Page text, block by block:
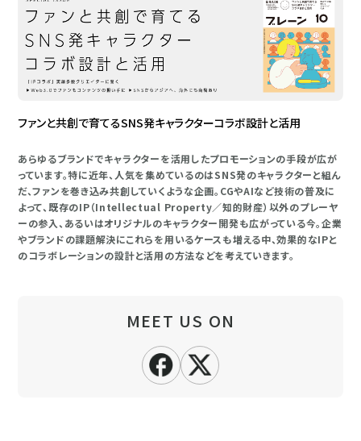
ファンと共創で育てるSNS発キャラクターコラボ設計と活用
あらゆるブランドでキャラクターを活用したプロモーションの手段が広が
っています。特に近年、人気を集めているのはSNS発のキャラクターと組ん
だ、ファンを巻き込み共創していくような企画。CGやAIなど技術の普及に
よって、既存のIP（Intellectual Property／知的財産）以外のプレーヤ
ーの参入、あるいはオリジナルのキャラクター開発も広がっている今。企業
やブランドの課題解決にこれらを用いるケースも増える中、効果的なIPと
のコラボレーションの設計と活用の方法などを考えていきます。
MEET US ON